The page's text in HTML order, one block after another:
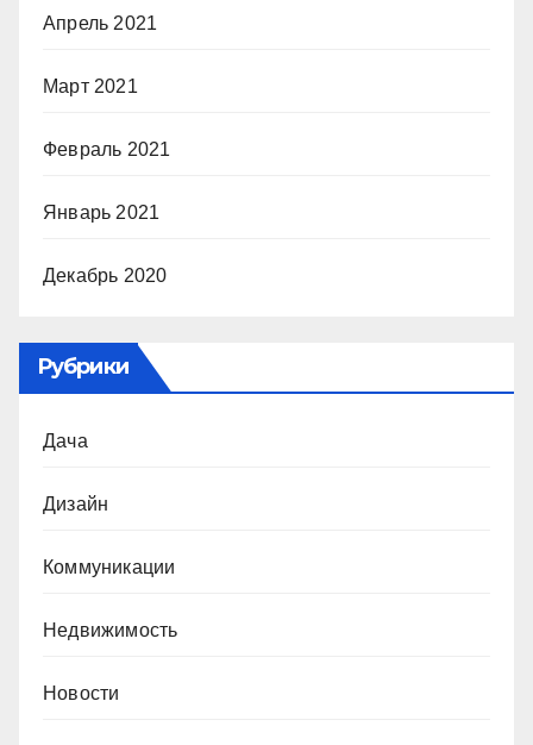
Апрель 2021
Март 2021
Февраль 2021
Январь 2021
Декабрь 2020
Рубрики
Дача
Дизайн
Коммуникации
Недвижимость
Новости